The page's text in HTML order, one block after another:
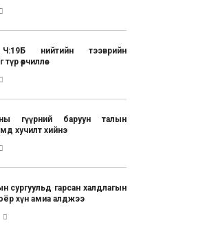
нийтийн тээврийн
өөрчиллөө
гүүрний баруун талын
хучилт хийнэ
сургуульд гарсан халдлагын
хүн амиа алджээ